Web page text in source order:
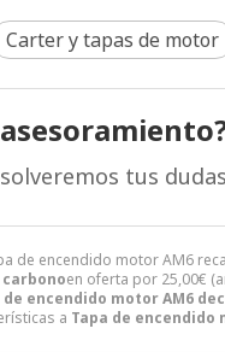
de encendido motor AM6
en oferta por 25,00€
de encendido motor AM6
a Tapa de encendido
Carter y tapas de motor
tus